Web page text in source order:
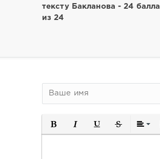
тексту Бакланова - 24 балла
из 24